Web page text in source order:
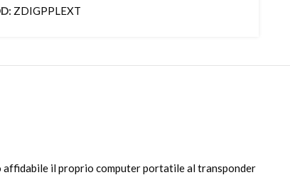
ZDIGPPLEXT
affidabile il proprio computer portatile al transponder